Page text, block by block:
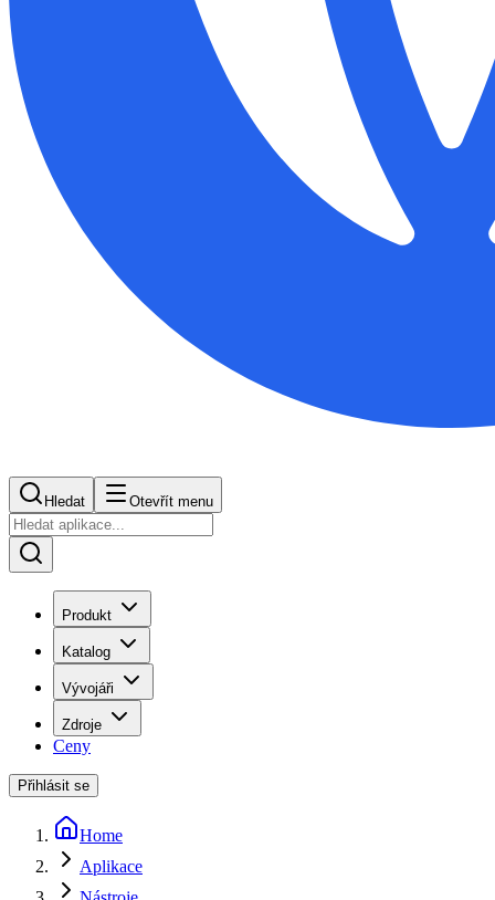
Hledat Otevřít menu
Produkt
Katalog
Vývojáři
Zdroje
Ceny
Přihlásit se
Home
Aplikace